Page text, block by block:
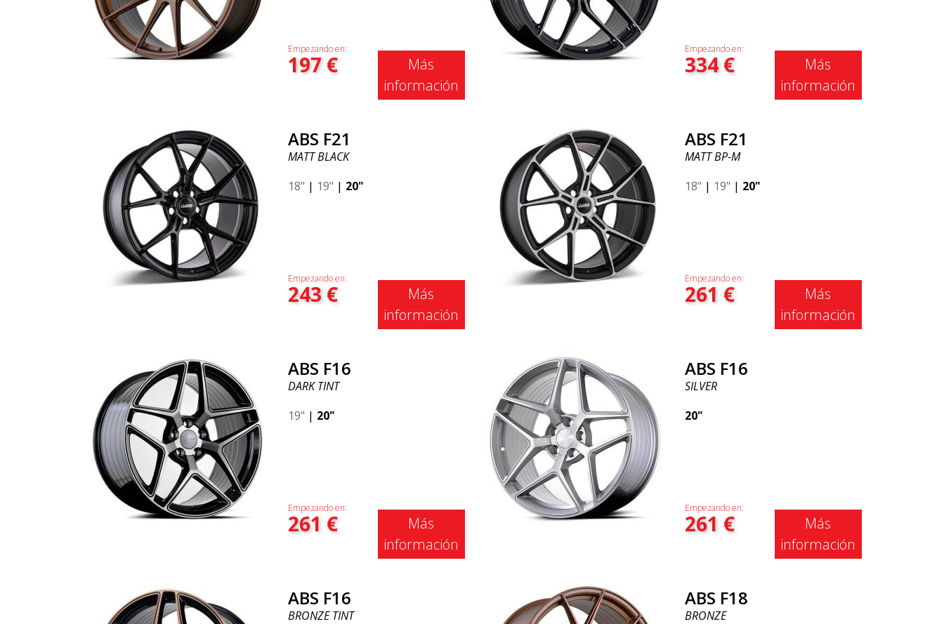
Empezando en:
197€
Más
información
Empezando en:
334€
Más
información
ABS F21
MATT BLACK
18" | 19" | 20"
Empezando en:
243€
Más
información
ABS F21
MATT BP-M
18" | 19" | 20"
Empezando en:
261 €
Más
información
ABS F16
DARK TINT
19" | 20"
Empezando en:
261 €
Más
información
ABS F16
SILVER
20"
Empezando en:
261 €
Más
información
ABS F16
BRONZE TINT
ABS F18
BRONZE